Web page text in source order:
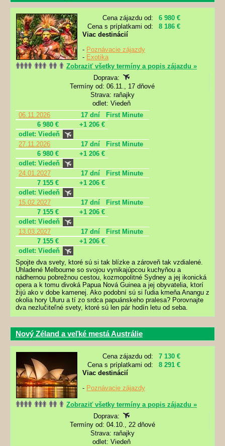
Cena zájazdu od:
6 980 €
Cena s príplatkami od:
8 186 €
Viac destinácií
- Poznávacie zájazdy
- Exotika
Zobraziť všetky termíny a popis zájazdu »
Doprava:
Termíny od: 06.11., 17 dňové
Strava: raňajky
odlet: Viedeň
06.11.2026
17 dní
First Minute
6 980 €
+1 206 €
odlet: Viedeň
27.11.2026
17 dní
First Minute
6 980 €
+1 206 €
odlet: Viedeň
24.01.2027
17 dní
First Minute
7 155 €
+1 206 €
odlet: Viedeň
15.02.2027
17 dní
First Minute
7 155 €
+1 206 €
odlet: Viedeň
13.03.2027
17 dní
First Minute
7 155 €
+1 206 €
odlet: Viedeň
Spojte dva svety, ktoré sú si tak blízke a zároveň tak vzdialené.
Uhladené Melbourne so svojou vynikajúpcou kuchyňou a
nádhernou pobrežnou cestou, kozmopolitné Sydney a jej ikonická
opera a k tomu divoká Papua Nová Guinea a jej obyvatelia, ktorí
žijú ako v dobe kamenej. Ako podobní sú si ľudia kmeňa Anangu z
okolia hory Uluru a tí zo srdca papuánskeho pralesa? Porovnajte
dva nezlučiteľné svety, ktoré sú len pár hodín letu od seba.
Nový Zéland a veľké mestá Austrálie
Cena zájazdu od:
7 130 €
Cena s príplatkami od:
8 291 €
Viac destinácií
- Poznávacie zájazdy
Zobraziť všetky termíny a popis zájazdu »
Doprava:
Termíny od: 04.10., 22 dňové
Strava: raňajky
odlet: Viedeň